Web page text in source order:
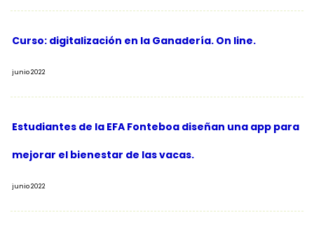
Curso: digitalización en la Ganadería. On line.
junio 2022
Estudiantes de la EFA Fonteboa diseñan una app para
mejorar el bienestar de las vacas.
junio 2022